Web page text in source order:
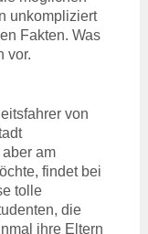
unkompliziert
Fakten. Was
vor.
von
am
findet bei
tolle
die
ihre Eltern